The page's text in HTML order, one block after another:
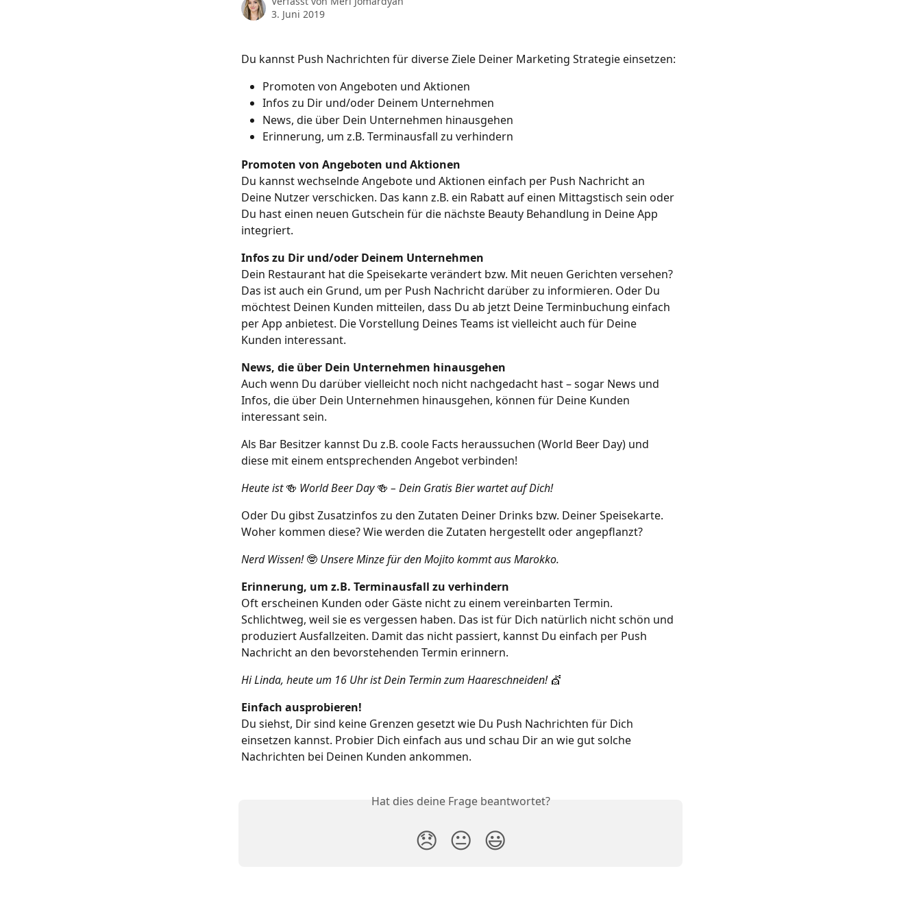
3. Juni 2019
Du kannst Push Nachrichten für diverse Ziele Deiner Marketing Strategie einsetzen:
Promoten von Angeboten und Aktionen
Infos zu Dir und/oder Deinem Unternehmen
News, die über Dein Unternehmen hinausgehen
Erinnerung, um z.B. Terminausfall zu verhindern
Promoten von Angeboten und Aktionen
Du kannst wechselnde Angebote und Aktionen einfach per Push Nachricht an
Deine Nutzer verschicken. Das kann z.B. ein Rabatt auf einen Mittagstisch sein oder
Du hast einen neuen Gutschein für die nächste Beauty Behandlung in Deine App
integriert.
Infos zu Dir und/oder Deinem Unternehmen
Dein Restaurant hat die Speisekarte verändert bzw. Mit neuen Gerichten versehen?
Das ist auch ein Grund, um per Push Nachricht darüber zu informieren. Oder Du
möchtest Deinen Kunden mitteilen, dass Du ab jetzt Deine Terminbuchung einfach
per App anbietest. Die Vorstellung Deines Teams ist vielleicht auch für Deine
Kunden interessant.
News, die über Dein Unternehmen hinausgehen
Auch wenn Du darüber vielleicht noch nicht nachgedacht hast – sogar News und
Infos, die über Dein Unternehmen hinausgehen, können für Deine Kunden
interessant sein.
Als Bar Besitzer kannst Du z.B. coole Facts heraussuchen (World Beer Day) und
diese mit einem entsprechenden Angebot verbinden!
Heute ist 🍻 World Beer Day 🍻 – Dein Gratis Bier wartet auf Dich!
Oder Du gibst Zusatzinfos zu den Zutaten Deiner Drinks bzw. Deiner Speisekarte.
Woher kommen diese? Wie werden die Zutaten hergestellt oder angepflanzt?
Nerd Wissen! 🤓 Unsere Minze für den Mojito kommt aus Marokko.
Erinnerung, um z.B. Terminausfall zu verhindern
Oft erscheinen Kunden oder Gäste nicht zu einem vereinbarten Termin.
Schlichtweg, weil sie es vergessen haben. Das ist für Dich natürlich nicht schön und
produziert Ausfallzeiten. Damit das nicht passiert, kannst Du einfach per Push
Nachricht an den bevorstehenden Termin erinnern.
Hi Linda, heute um 16 Uhr ist Dein Termin zum Haareschneiden! 💇
Einfach ausprobieren!
Du siehst, Dir sind keine Grenzen gesetzt wie Du Push Nachrichten für Dich
einsetzen kannst. Probier Dich einfach aus und schau Dir an wie gut solche
Nachrichten bei Deinen Kunden ankommen.
Hat dies deine Frage beantwortet?
😞 😐 😃